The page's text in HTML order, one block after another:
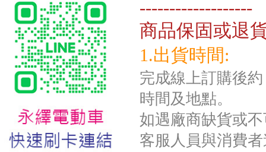
台北新北蘆洲永繹電動車業威
勝16吋電動輔助自行車:TSV19
美樂蒂(Melody)
-------------------
商品保固或退
1.出貨時間:
完成線上訂購後
時間及地點。
如遇廠商缺貨或
客服人員與消費